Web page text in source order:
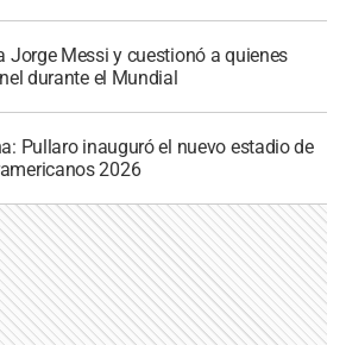
Jorge Messi y cuestionó a quienes
durante el Mundial
Pullaro inauguró el nuevo estadio de
2026